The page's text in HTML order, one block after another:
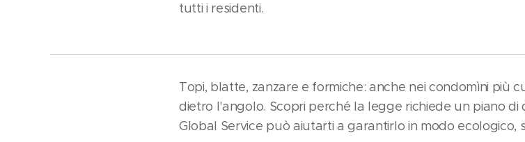
tutti i residenti.
Topi, blatte, zanzare e formiche: anche nei condomìni più
dietro l'angolo. Scopri perché la legge richiede un piano di
Global Service può aiutarti a garantirlo in modo ecologico,